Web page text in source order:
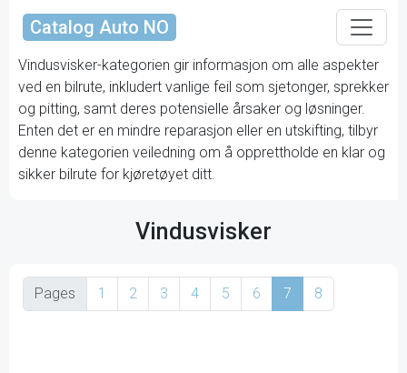
Catalog Auto NO
Vindusvisker-kategorien gir informasjon om alle aspekter
ved en bilrute, inkludert vanlige feil som sjetonger, sprekker
og pitting, samt deres potensielle årsaker og løsninger.
Enten det er en mindre reparasjon eller en utskifting, tilbyr
denne kategorien veiledning om å opprettholde en klar og
sikker bilrute for kjøretøyet ditt.
Vindusvisker
Pages 1 2 3 4 5 6 7 8